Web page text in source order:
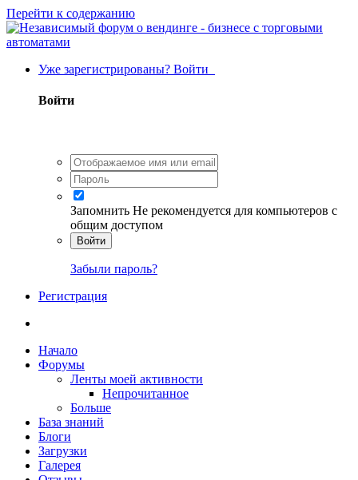
Перейти к содержанию
Уже зарегистрированы? Войти
Войти
Запомнить Не рекомендуется для компьютеров с
общим доступом
Войти
Забыли пароль?
Регистрация
Начало
Форумы
Ленты моей активности
Непрочитанное
Больше
База знаний
Блоги
Загрузки
Галерея